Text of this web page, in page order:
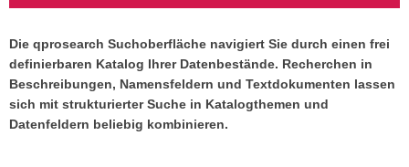
Die qprosearch Suchoberfläche navigiert Sie durch einen frei
definierbaren Katalog Ihrer Datenbestände. Recherchen in
Beschreibungen, Namensfeldern und Textdokumenten lassen
sich mit strukturierter Suche in Katalogthemen und
Datenfeldern beliebig kombinieren.